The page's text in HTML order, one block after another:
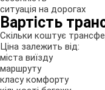
ситуація на дорогах
Вартість
Скільки коштує
Ціна залежить від:
міста виїзду
маршруту
класу комфорту